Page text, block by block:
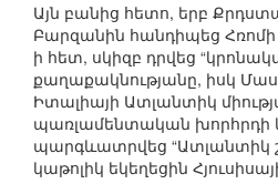
Այն բանից հետո, երբ
Բարզանին հանդիպեց
ի հետ, սկիզբ դրվեց
քաղաքակնությանը, իսկ
Իտալիայի Ատլանտիկ
պառլամենտական խորհրդի
պարգևատրվեց “Ատլանտիկ
կաթոլիկ եկեղեցին